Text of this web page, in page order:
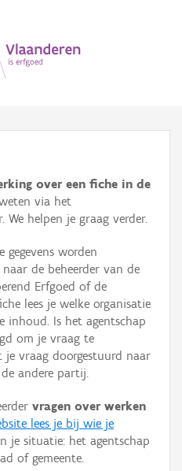
over een fiche in de
via het
helpen je graag verder.
worden
de beheerder van de
Erfgoed of de
lees je welke organisatie
inhoud. Is het agentschap
om je vraag te
vraag doorgestuurd naar
andere partij.
vragen over werken
lees je bij wie je
je situatie: het agentschap
of gemeente.